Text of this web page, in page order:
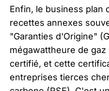
Enfin, le business plan
recettes annexes
"Garanties d'Origine"
mégawattheure de
certifié, et cette
entreprises tierces